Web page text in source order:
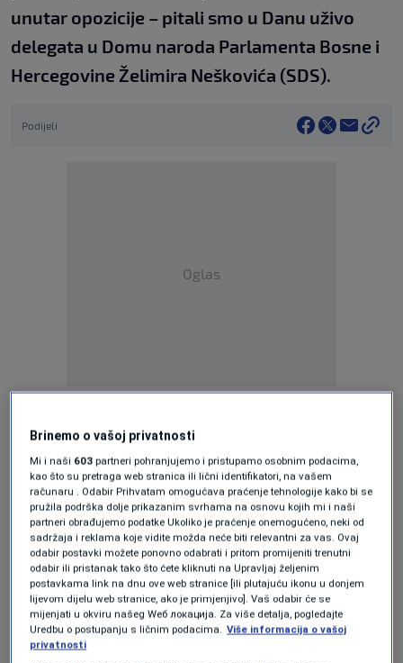
unutar opozicije – pitali smo u Danu uživo
delegata u Domu naroda Parlamenta Bosne i
Hercegovine Želimira Neškovića (SDS).
Podijeli
Oglas
DAN UŽIVO
Oglas
Brinemo o vašoj privatnosti
Mi i naši 603 partneri pohranjujemo i pristupamo osobnim podacima,
kao što su pretraga web stranica ili lični identifikatori, na vašem
računaru . Odabir Prihvatam omogućava praćenje tehnologije kako bi se
pružila podrška dolje prikazanim svrhama na osnovu kojih mi i naši
partneri obrađujemo podatke Ukoliko je praćenje onemogućeno, neki od
sadržaja i reklama koje vidite možda neće biti relevantni za vas. Ovaj
odabir postavki možete ponovno odabrati i pritom promijeniti trenutni
odabir ili pristanak tako što ćete kliknuti na Upravljaj željenim
postavkama link na dnu ove web stranice [ili plutajuću ikonu u donjem
lijevom dijelu web stranice, ako je primjenjivo]. Vaš odabir će se
mijenjati u okviru našeg Wеб локација. Za više detalja, pogledajte
Uredbu o postupanju s ličnim podacima. Više informacija o vašoj
privatnosti